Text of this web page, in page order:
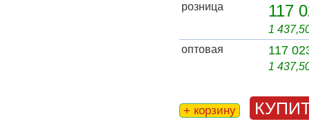
розница 117
1
оптовая
117
1
+ корзину